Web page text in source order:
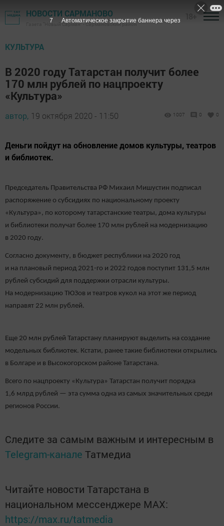
НОВОСТИ САРМАНОВО
Газета "Новый Сарман" - Сармановский район
КУЛЬТУРА
В 2020 году Татарстан получит более
170 млн рублей по нацпроекту
«Культура»
автор, 19 октября 2020 - 11:50 1007 0 0
Деньги пойдут на обновление домов культуры, театров
и библиотек.
Председатель Правительства РФ Михаил Мишустин подписал
распоряжение о субсидиях по национальному проекту
«Культура», по которому татарстанские театры, дома культуры
и библиотеки получат более 170 млн рублей на модернизацию
в 2020 году.
Согласно документу, в бюджет республики на 2020 год
и на плановый период 2021-го и 2022 годов поступит 131,5 млн
рублей субсидий для поддержки отрасли культуры.
На модернизацию ТЮЗов и театров кукол на этот же период
направят 22 млн рублей.
Еще 20 млн рублей Татарстану планируют выделить на создание
модельных библиотек. Кстати, ранее такие библиотеки открылись
в Болгаре и в Высокогорском районе Татарстана.
Всего по нацпроекту «Культура» Татарстан получит порядка
1,6 млрд рублей — эта сумма одна из самых значительных среди
регионов России.
Следите за самым важным и интересным в
Telegram-канале Татмедиа
Читайте новости Татарстана в
национальном мессенджере MАХ:
https://max.ru/tatmedia
6 Автоматическое закрытие баннера через